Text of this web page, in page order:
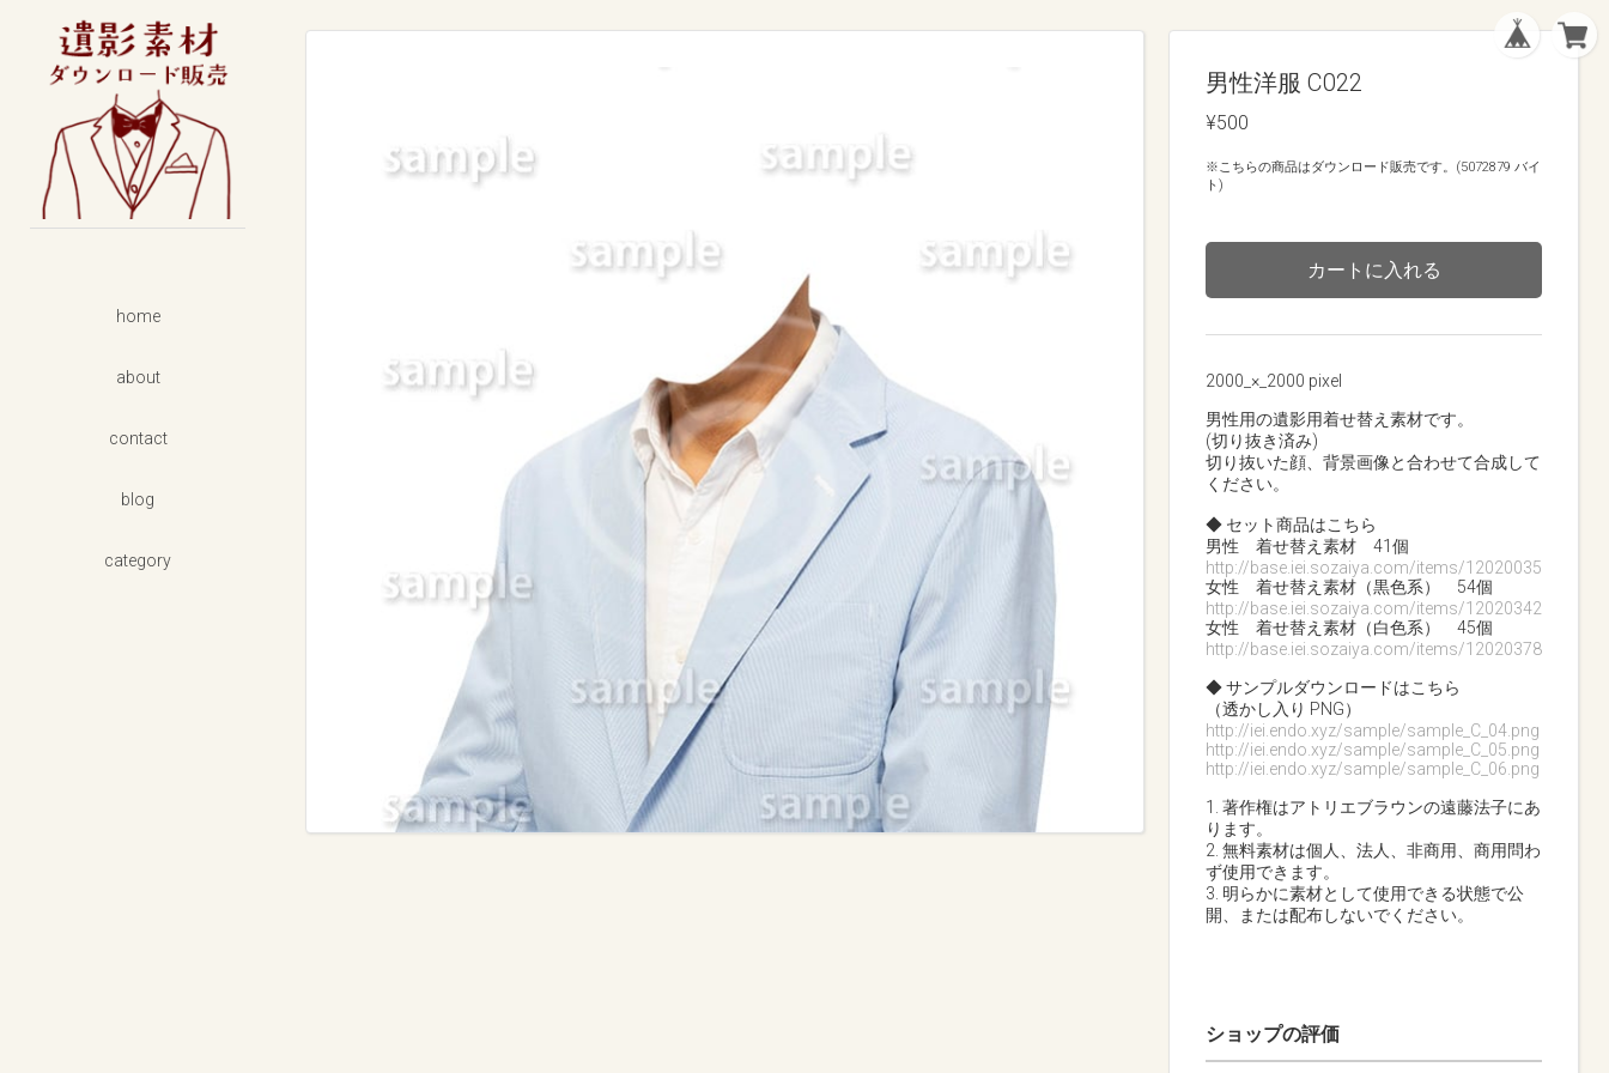
home
about
contact
blog
category
男性洋服 C022
¥500
※こちらの商品はダウンロード販売です。(5072879 バイ
ト)
カートに入れる
2000_×_2000 pixel
男性用の遺影用着せ替え素材です。
(切り抜き済み)
切り抜いた顔、背景画像と合わせて合成して
ください。
◆ セット商品はこちら
男性 着せ替え素材 41個
http://base.iei.sozaiya.com/items/12020035
女性 着せ替え素材（黒色系） 54個
http://base.iei.sozaiya.com/items/12020342
女性 着せ替え素材（白色系） 45個
http://base.iei.sozaiya.com/items/12020378
◆ サンプルダウンロードはこちら
（透かし入り PNG）
http://iei.endo.xyz/sample/sample_C_04.png
http://iei.endo.xyz/sample/sample_C_05.png
http://iei.endo.xyz/sample/sample_C_06.png
1. 著作権はアトリエブラウンの遠藤法子にあ
ります。
2. 無料素材は個人、法人、非商用、商用問わ
ず使用できます。
3. 明らかに素材として使用できる状態で公
開、または配布しないでください。
ショップの評価